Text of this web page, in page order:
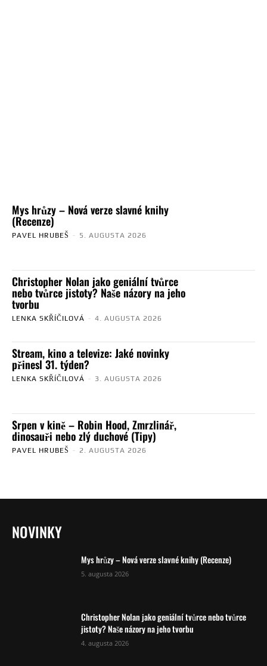
Mys hrůzy – Nová verze slavné knihy
(Recenze)
PAVEL HRUBEŠ - 5. AUGUSTA 2026
Christopher Nolan jako geniální tvůrce
nebo tvůrce jistoty? Naše názory na jeho
tvorbu
LENKA SKŘÍČILOVÁ - 4. AUGUSTA 2026
Stream, kino a televize: Jaké novinky
přinesl 31. týden?
LENKA SKŘÍČILOVÁ - 3. AUGUSTA 2026
Srpen v kině – Robin Hood, Zmrzlinář,
dinosauři nebo zlý duchové (Tipy)
PAVEL HRUBEŠ - 2. AUGUSTA 2026
NOVINKY
Mys hrůzy – Nová verze slavné knihy (Recenze)
5. augusta 2026
Christopher Nolan jako geniální tvůrce nebo tvůrce
jistoty? Naše názory na jeho tvorbu
4. augusta 2026